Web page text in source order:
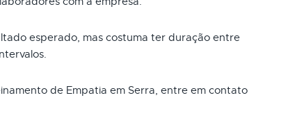
esperado, mas costuma ter duração entre
de Empatia em Serra, entre em contato